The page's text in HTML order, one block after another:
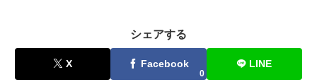
シェアする
X Facebook
0
LINE